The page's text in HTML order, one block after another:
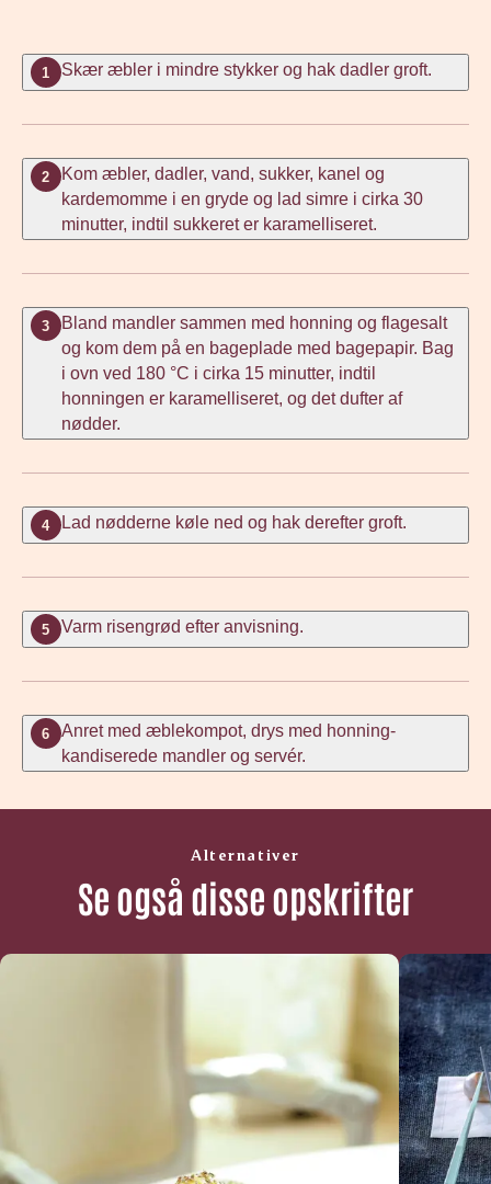
1 Skær æbler i mindre stykker og hak dadler groft.
2
Kom æbler, dadler, vand, sukker, kanel og
kardemomme i en gryde og lad simre i cirka 30
minutter, indtil sukkeret er karamelliseret.
3
Bland mandler sammen med honning og flagesalt
og kom dem på en bageplade med bagepapir. Bag
i ovn ved 180 °C i cirka 15 minutter, indtil
honningen er karamelliseret, og det dufter af
nødder.
4 Lad nødderne køle ned og hak derefter groft.
5 Varm risengrød efter anvisning.
6
Anret med æblekompot, drys med honning-
kandiserede mandler og servér.
Alternativer
Se også disse opskrifter